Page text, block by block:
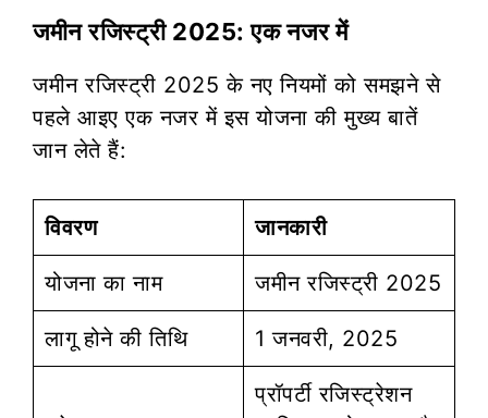
जमीन रजिस्ट्री 2025: एक नजर में
जमीन रजिस्ट्री 2025 के नए नियमों को समझने से
पहले आइए एक नजर में इस योजना की मुख्य बातें
जान लेते हैं:
विवरण जानकारी
योजना का नाम जमीन रजिस्ट्री 2025
लागू होने की तिथि 1 जनवरी, 2025
प्रॉपर्टी रजिस्ट्रेशन